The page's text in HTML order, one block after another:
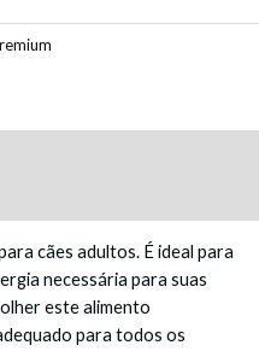
cães adultos. É ideal para
necessária para suas
este alimento
para todos os